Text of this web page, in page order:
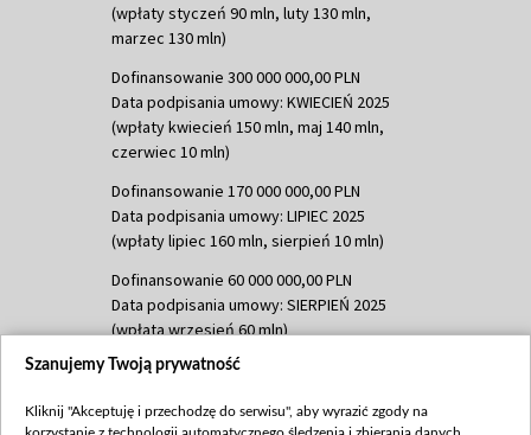
(wpłaty styczeń 90 mln, luty 130 mln,
marzec 130 mln)
Dofinansowanie 300 000 000,00 PLN
Data podpisania umowy: KWIECIEŃ 2025
(wpłaty kwiecień 150 mln, maj 140 mln,
czerwiec 10 mln)
Dofinansowanie 170 000 000,00 PLN
Data podpisania umowy: LIPIEC 2025
(wpłaty lipiec 160 mln, sierpień 10 mln)
Dofinansowanie 60 000 000,00 PLN
Data podpisania umowy: SIERPIEŃ 2025
(wpłata wrzesień 60 mln)
Dofinansowanie 635 783 051,21 PLN
(wpłata wrzesień 100 mln, październik 350
Szanujemy Twoją prywatność
Kliknij "Akceptuję i przechodzę do serwisu", aby wyrazić zgody na